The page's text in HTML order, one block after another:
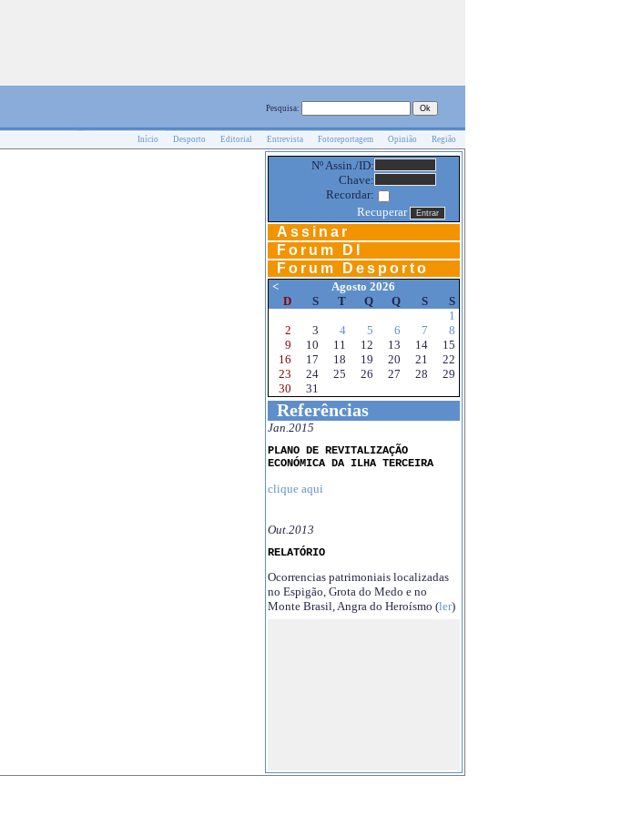
Pesquisa:
Início Desporto Editorial Entrevista Fotoreportagem Opinião Região
Nº Assin./ID:
Chave:
Recordar:
Recuperar
Assinar
Forum DI
Forum Desporto
<
Agosto 2026
D
S T Q Q S
S
1
2
3 4 5 6 7
8
9
10 11 12 13 14
15
16
17 18 19 20 21
22
23
24 25 26 27 28
29
30
31
Referências
Jan.2015
PLANO DE REVITALIZAÇÃO
ECONÓMICA DA ILHA TERCEIRA
clique aqui
Out.2013
RELATÓRIO
Ocorrencias patrimoniais localizadas
no Espigão, Grota do Medo e no
Monte Brasil, Angra do Heroísmo (ler)